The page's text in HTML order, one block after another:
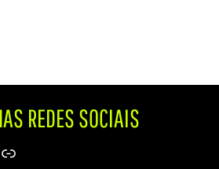
REDES SOCIAIS
Trip Advisor